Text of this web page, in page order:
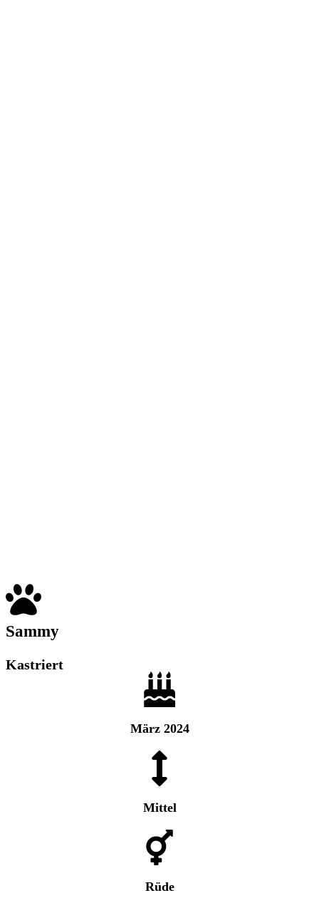
Sammy
Kastriert
März 2024
Mittel
Rüde